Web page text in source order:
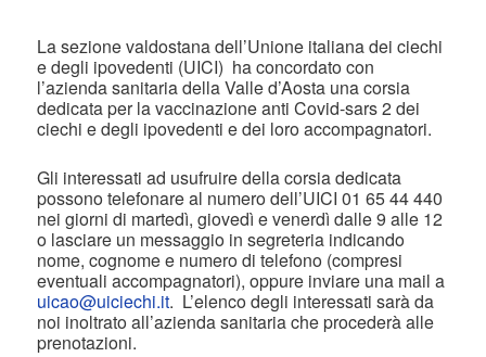
La sezione valdostana dell’Unione italiana dei ciechi
e degli ipovedenti (UICI) ha concordato con
l’azienda sanitaria della Valle d’Aosta una corsia
dedicata per la vaccinazione anti Covid-sars 2 dei
ciechi e degli ipovedenti e dei loro accompagnatori.
Gli interessati ad usufruire della corsia dedicata
possono telefonare al numero dell’UICI 01 65 44 440
nei giorni di martedì, giovedì e venerdì dalle 9 alle 12
o lasciare un messaggio in segreteria indicando
nome, cognome e numero di telefono (compresi
eventuali accompagnatori), oppure inviare una mail a
uicao@uiciechi.it. L’elenco degli interessati sarà da
noi inoltrato all’azienda sanitaria che procederà alle
prenotazioni.